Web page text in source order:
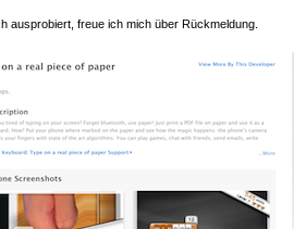
ausprobiert, freue ich mich über Rückmeldung.